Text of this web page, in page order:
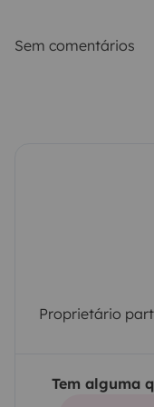
Sem comentários
Proprietário
Tem alguma